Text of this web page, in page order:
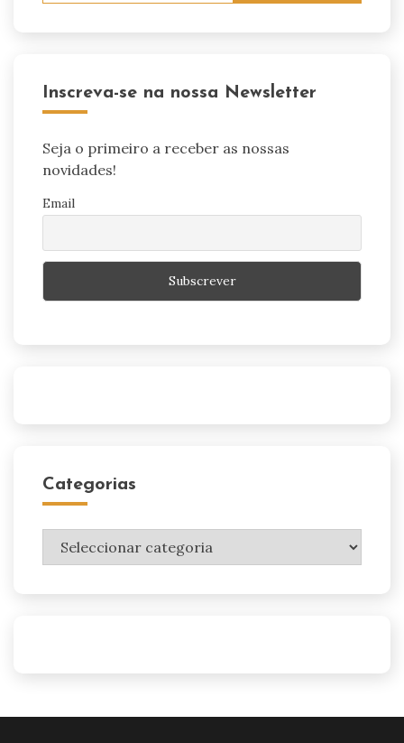
Inscreva-se na nossa Newsletter
Seja o primeiro a receber as nossas
novidades!
Email
Categorias
Categorias